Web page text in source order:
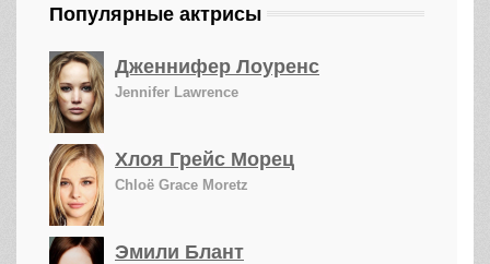
Популярные актрисы
Дженнифер Лоуренс
Jennifer Lawrence
Хлоя Грейс Морец
Chloë Grace Moretz
Эмили Блант